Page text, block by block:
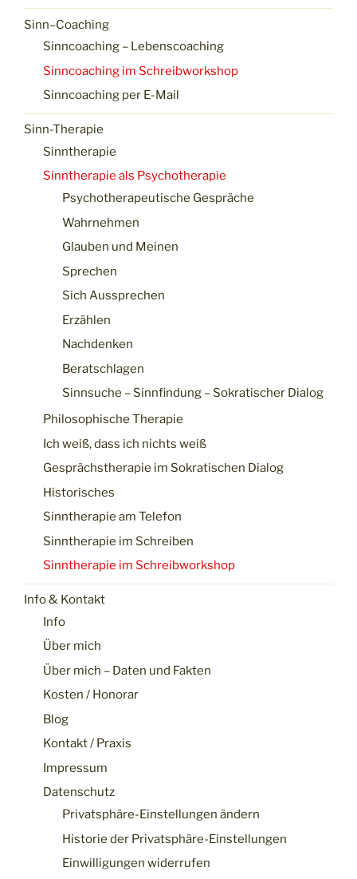
Sinn–Coaching
Sinncoaching – Lebenscoaching
Sinncoaching im Schreibworkshop
Sinncoaching per E-Mail
Sinn-Therapie
Sinntherapie
Sinntherapie als Psychotherapie
Psychotherapeutische Gespräche
Wahrnehmen
Glauben und Meinen
Sprechen
Sich Aussprechen
Erzählen
Nachdenken
Beratschlagen
Sinnsuche – Sinnfindung – Sokratischer Dialog
Philosophische Therapie
Ich weiß, dass ich nichts weiß
Gesprächstherapie im Sokratischen Dialog
Historisches
Sinntherapie am Telefon
Sinntherapie im Schreiben
Sinntherapie im Schreibworkshop
Info & Kontakt
Info
Über mich
Über mich – Daten und Fakten
Kosten / Honorar
Blog
Kontakt / Praxis
Impressum
Datenschutz
Privatsphäre-Einstellungen ändern
Historie der Privatsphäre-Einstellungen
Einwilligungen widerrufen